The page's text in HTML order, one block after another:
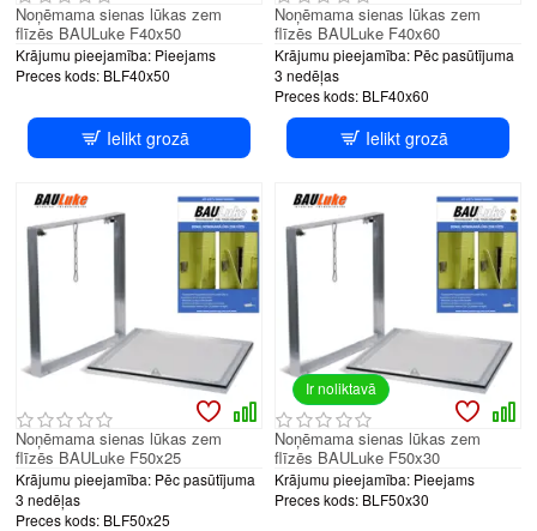
Krājumu pieejamība: Pieejams
Preces kods: BLF40x50
Noņēmama sienas lūkas zem
flīzēs BAULuke F40x50
Ielikt grozā
Krājumu pieejamība: Pēc pasūtījuma
3 nedēļas
Preces kods: BLF40x60
Noņēmama sienas lūkas zem
flīzēs BAULuke F40x60
Ielikt grozā
Krājumu pieejamība: Pēc pasūtījuma
3 nedēļas
Preces kods: BLF50x25
Noņēmama sienas lūkas zem
flīzēs BAULuke F50x25
Ir noliktavā
Krājumu pieejamība: Pieejams
Preces kods: BLF50x30
Noņēmama sienas lūkas zem
flīzēs BAULuke F50x30